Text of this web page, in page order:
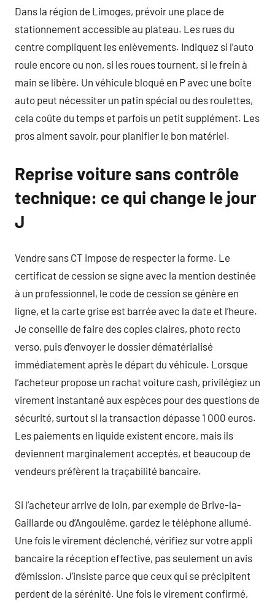
Dans la région de Limoges, prévoir une place de
stationnement accessible au plateau. Les rues du
centre compliquent les enlèvements. Indiquez si l’auto
roule encore ou non, si les roues tournent, si le frein à
main se libère. Un véhicule bloqué en P avec une boîte
auto peut nécessiter un patin spécial ou des roulettes,
cela coûte du temps et parfois un petit supplément. Les
pros aiment savoir, pour planifier le bon matériel.
Reprise voiture sans contrôle
technique: ce qui change le jour
J
Vendre sans CT impose de respecter la forme. Le
certificat de cession se signe avec la mention destinée
à un professionnel, le code de cession se génère en
ligne, et la carte grise est barrée avec la date et l’heure.
Je conseille de faire des copies claires, photo recto
verso, puis d’envoyer le dossier dématérialisé
immédiatement après le départ du véhicule. Lorsque
l’acheteur propose un rachat voiture cash, privilégiez un
virement instantané aux espèces pour des questions de
sécurité, surtout si la transaction dépasse 1 000 euros.
Les paiements en liquide existent encore, mais ils
deviennent marginalement acceptés, et beaucoup de
vendeurs préfèrent la traçabilité bancaire.
Si l’acheteur arrive de loin, par exemple de Brive-la-
Gaillarde ou d’Angoulême, gardez le téléphone allumé.
Une fois le virement déclenché, vérifiez sur votre appli
bancaire la réception effective, pas seulement un avis
d’émission. J’insiste parce que ceux qui se précipitent
perdent de la sérénité. Une fois le virement confirmé,